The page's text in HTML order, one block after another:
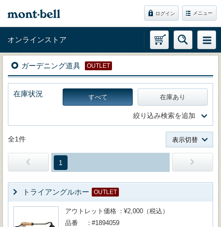
ログイン メニュー
オンラインストア
ガーデニング道具 OUTLET
在庫状況 すべて 在庫あり
絞り込み検索を追加
全1件 表示切替
1
トライアングルホー OUTLET
アウトレット価格
¥2,000（税込）
品番
#1894059